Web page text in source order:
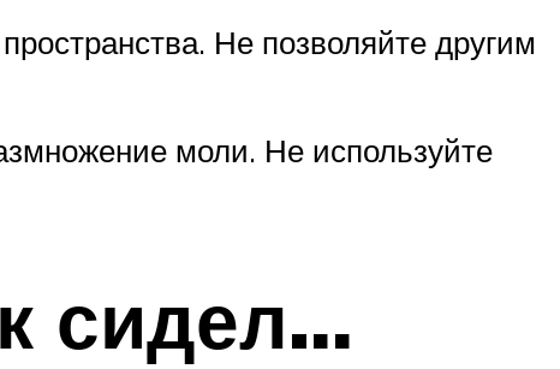
Не позволяйте другим
моли. Не используйте
сидел…